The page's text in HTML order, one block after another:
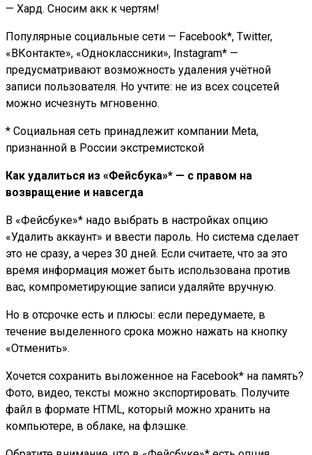
— Хард. Сносим акк к чертям!
Популярные социальные сети — Facebook*, Twitter,
«ВКонтакте», «Одноклассники», Instagram* —
предусматривают возможность удаления учётной
записи пользователя. Но учтите: не из всех соцсетей
можно исчезнуть мгновенно.
* Социальная сеть принадлежит компании Meta,
признанной в России экстремистской
Как удалиться из «Фейсбука»* — с правом на
возвращение и навсегда
В «Фейсбуке»* надо выбрать в настройках опцию
«Удалить аккаунт» и ввести пароль. Но система сделает
это не сразу, а через 30 дней. Если считаете, что за это
время информация может быть использована против
вас, компрометирующие записи удаляйте вручную.
Но в отсрочке есть и плюсы: если передумаете, в
течение выделенного срока можно нажать на кнопку
«Отменить».
Хочется сохранить выложенное на Facebook* на память?
Фото, видео, тексты можно экспортировать. Получите
файл в формате HTML, который можно хранить на
компьютере, в облаке, на флэшке.